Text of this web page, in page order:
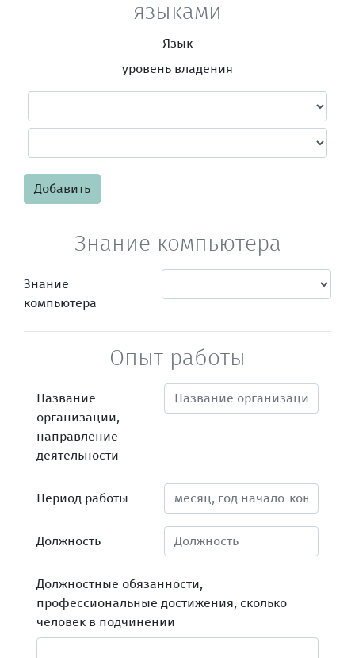
языками
Язык
уровень владения
Добавить
Знание компьютера
Знание
компьютера
Опыт работы
Название
организации,
направление
деятельности
Период работы
Должность
Должностные обязанности,
профессиональные достижения, сколько
человек в подчинении